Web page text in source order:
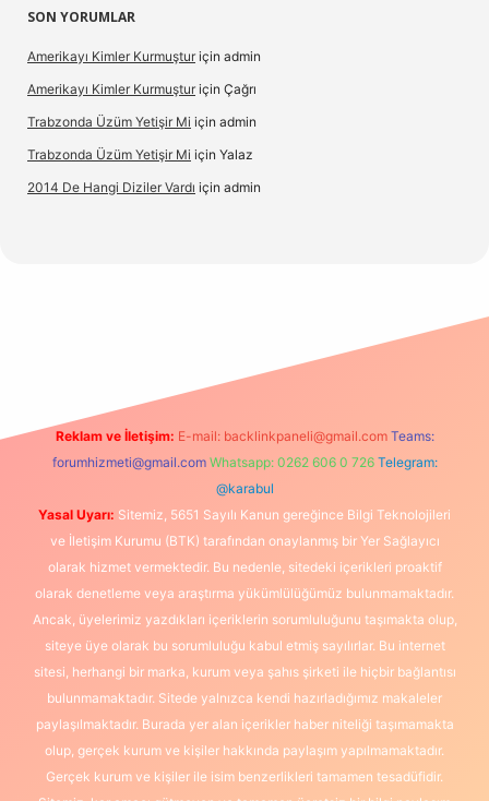
SON YORUMLAR
Amerikayı Kimler Kurmuştur için admin
Amerikayı Kimler Kurmuştur için Çağrı
Trabzonda Üzüm Yetişir Mi için admin
Trabzonda Üzüm Yetişir Mi için Yalaz
2014 De Hangi Diziler Vardı için admin
Reklam ve İletişim: E-mail: backlinkpaneli@gmail.com Teams:
forumhizmeti@gmail.com Whatsapp: 0262 606 0 726 Telegram:
@karabul
Yasal Uyarı: Sitemiz, 5651 Sayılı Kanun gereğince Bilgi Teknolojileri
ve İletişim Kurumu (BTK) tarafından onaylanmış bir Yer Sağlayıcı
olarak hizmet vermektedir. Bu nedenle, sitedeki içerikleri proaktif
olarak denetleme veya araştırma yükümlülüğümüz bulunmamaktadır.
Ancak, üyelerimiz yazdıkları içeriklerin sorumluluğunu taşımakta olup,
siteye üye olarak bu sorumluluğu kabul etmiş sayılırlar. Bu internet
sitesi, herhangi bir marka, kurum veya şahıs şirketi ile hiçbir bağlantısı
bulunmamaktadır. Sitede yalnızca kendi hazırladığımız makaleler
paylaşılmaktadır. Burada yer alan içerikler haber niteliği taşımamakta
olup, gerçek kurum ve kişiler hakkında paylaşım yapılmamaktadır.
Gerçek kurum ve kişiler ile isim benzerlikleri tamamen tesadüfidir.